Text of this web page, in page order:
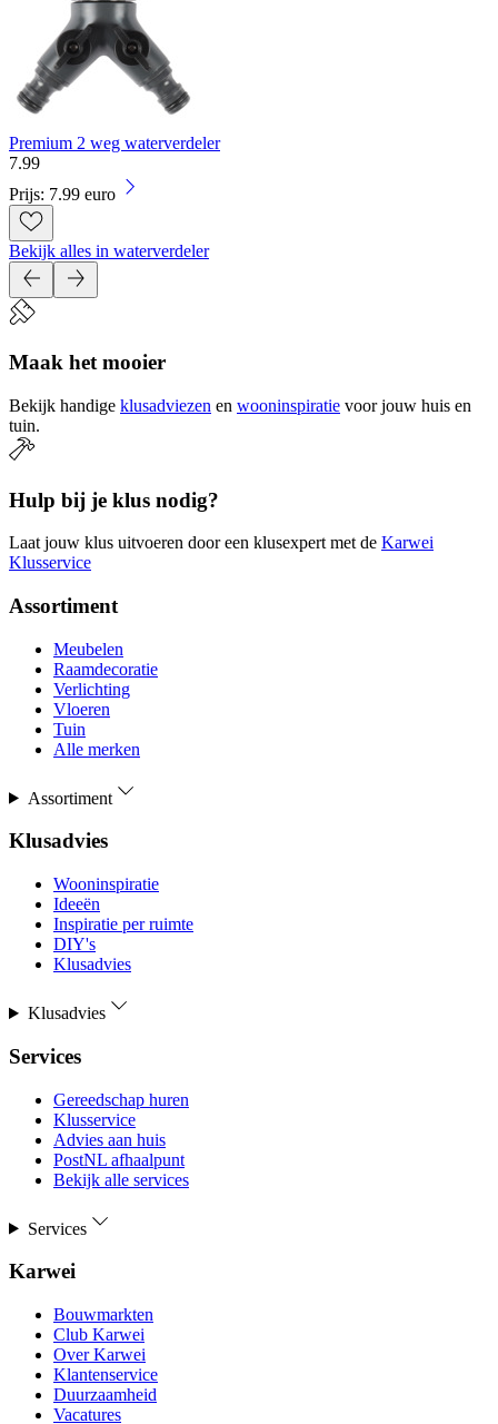
Premium 2 weg waterverdeler
7.99
Prijs: 7.99 euro
Bekijk alles in waterverdeler
Maak het mooier
Bekijk handige klusadviezen en wooninspiratie voor jouw huis en
tuin.
Hulp bij je klus nodig?
Laat jouw klus uitvoeren door een klusexpert met de Karwei
Klusservice
Assortiment
Meubelen
Raamdecoratie
Verlichting
Vloeren
Tuin
Alle merken
Assortiment
Klusadvies
Wooninspiratie
Ideeën
Inspiratie per ruimte
DIY's
Klusadvies
Klusadvies
Services
Gereedschap huren
Klusservice
Advies aan huis
PostNL afhaalpunt
Bekijk alle services
Services
Karwei
Bouwmarkten
Club Karwei
Over Karwei
Klantenservice
Duurzaamheid
Vacatures